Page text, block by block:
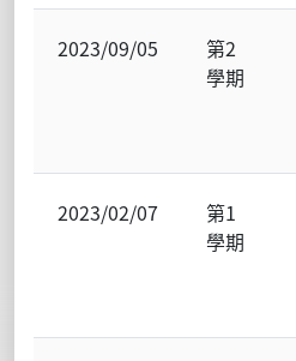
2023/09/05
第2
學期
2023/02/07
第1
學期